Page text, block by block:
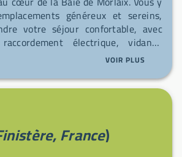
généreux et sereins,
votre séjour confortable, avec
électrique, vidange
et ravitaillement en eau (borne de
service — sont facilement
local se tient à proximité le
chaleureux et des services
VOIR PLUS
France)